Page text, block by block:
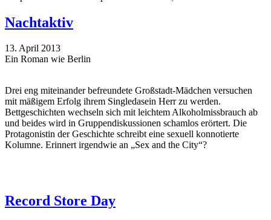
Nachtaktiv
13. April 2013
Ein Roman wie Berlin
Drei eng miteinander befreundete Großstadt-Mädchen versuchen
mit mäßigem Erfolg ihrem Singledasein Herr zu werden.
Bettgeschichten wechseln sich mit leichtem Alkoholmissbrauch ab
und beides wird in Gruppendiskussionen schamlos erörtert. Die
Protagonistin der Geschichte schreibt eine sexuell konnotierte
Kolumne. Erinnert irgendwie an „Sex and the City“?
Record Store Day